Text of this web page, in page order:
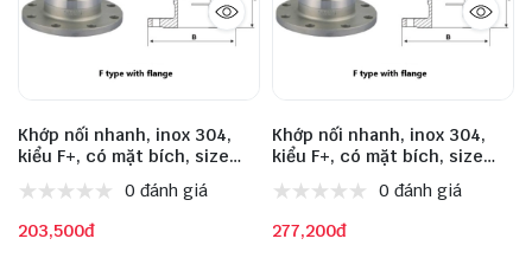
Khớp nối nhanh, inox 304,
kiểu F+, có mặt bích, size
0 đánh giá
203,500đ
Khớp nối nhanh, inox 304,
kiểu F+, có mặt bích, size
0 đánh giá
277,200đ